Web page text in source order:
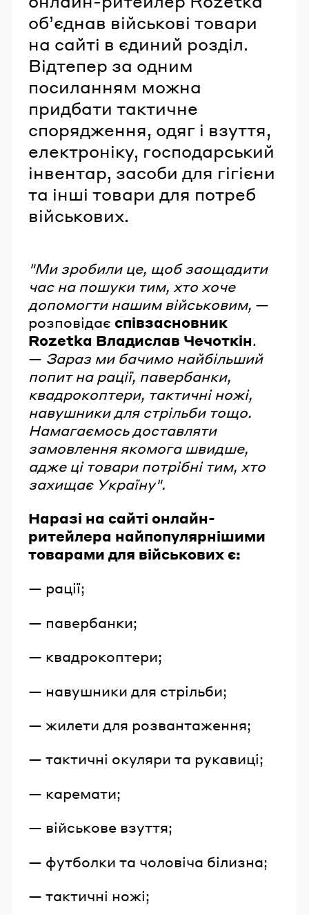
об’єднав військові товари
на сайті в єдиний розділ.
Відтепер за одним
посиланням можна
придбати тактичне
спорядження, одяг і взуття,
електроніку, господарський
інвентар, засоби для гігієни
та інші товари для потреб
військових.
"Ми зробили це, щоб заощадити
час на пошуки тим, хто хоче
допомогти нашим військовим, —
розповідає співзасновник
Rozetka Владислав Чечоткін.
— Зараз ми бачимо найбільший
попит на рації, павербанки,
квадрокоптери, тактичні ножі,
навушники для стрільби тощо.
Намагаємось доставляти
замовлення якомога швидше,
адже ці товари потрібні тим, хто
захищає Україну".
Наразі на сайті онлайн-
ритейлера найпопулярнішими
товарами для військових є:
— рації;
— павербанки;
— квадрокоптери;
— навушники для стрільби;
— жилети для розвантаження;
— тактичні окуляри та рукавиці;
— каремати;
— військове взуття;
— футболки та чоловіча білизна;
— тактичні ножі;